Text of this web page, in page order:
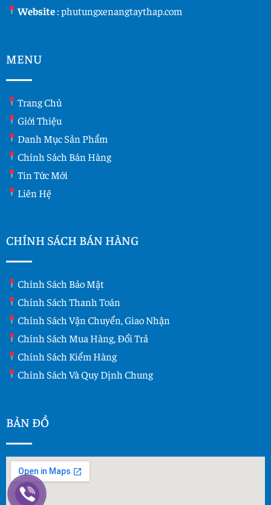
Website:phutungxenangtaythap.com
MENU
Trang Chủ
Giới Thiệu
Danh Mục Sản Phẩm
Chính Sách Bán Hàng
Tin Tức Mới
Liên Hệ
CHÍNH SÁCH BÁN HÀNG
Chính Sách Bảo Mật
Chính Sách Thanh Toán
Chính Sách Vận Chuyển, Giao Nhận
Chính Sách Mua Hàng, Đổi Trả
Chính Sách Kiểm Hàng
Chính Sách Và Quy Dịnh Chung
BẢN ĐỒ